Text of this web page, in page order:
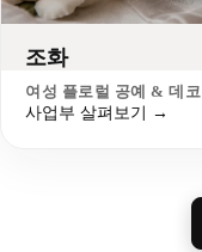
조화
여성 플로럴 공예 & 데코
사업부 살펴보기 →